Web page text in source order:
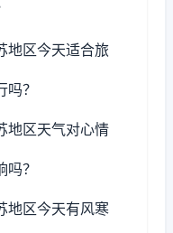
地区今天适合旅
吗？
地区天气对心情
吗？
地区今天有风寒